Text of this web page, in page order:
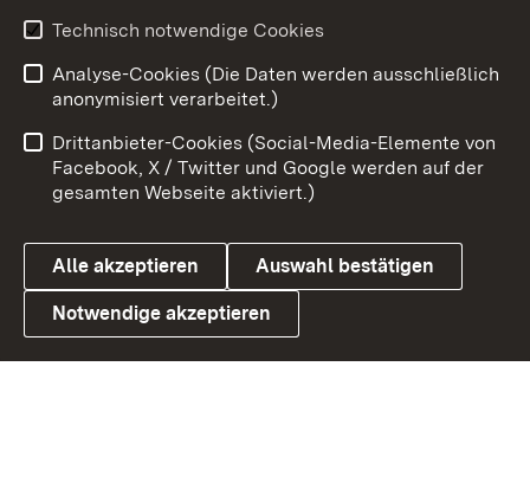
Youtube
Link zum Landesportal
Benutzungshinweise
Barrierefreiheit
Datenschutz
Cookies
Technisch notwendige Cookies
Analyse-Cookies (Die Daten werden ausschließlich
anonymisiert verarbeitet.)
Drittanbieter-Cookies (Social-Media-Elemente von
Facebook, X / Twitter und Google werden auf der
gesamten Webseite aktiviert.)
Alle akzeptieren Auswahl bestätigen
Notwendige akzeptieren